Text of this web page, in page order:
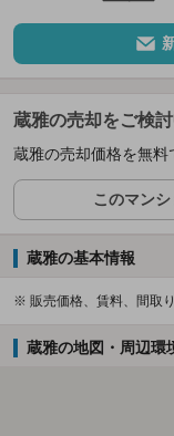
蔵雅の売却をご検
蔵雅の売却価格を無料
このマンシ
蔵雅の基本情報
※ 販売価格、賃料、間取
蔵雅の地図・周辺環